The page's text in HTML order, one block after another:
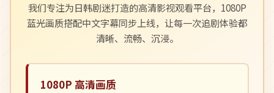
我们专注为日韩剧迷打造的高清影视观看平台，1080P
蓝光画质搭配中文字幕同步上线，让每一次追剧体验都
清晰、流畅、沉浸。
1080P 高清画质